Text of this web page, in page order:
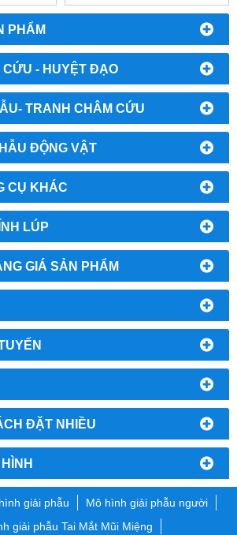
PHẨM
CỨU - HUYỆT ĐẠO
TRANH CHÂM CỨU
ĐỘNG VẬT
CỤ KHÁC
LÚP
GIÁ SẢN PHẨM
ĐẶT NHIỀU
giải phẫu
Mô hình giải phẫu người
giải phẫu Tai Mắt Mũi Miệng